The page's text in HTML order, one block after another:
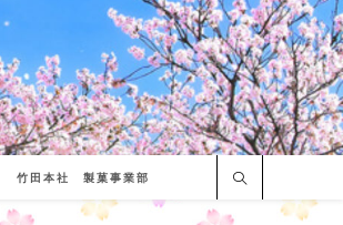
竹田本社 製菓事業部